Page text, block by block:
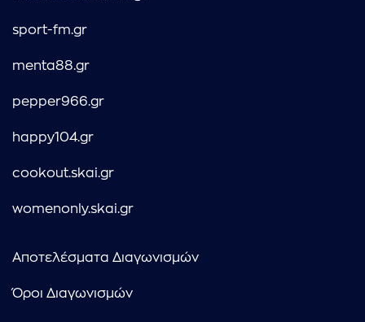
sport-fm.gr
menta88.gr
pepper966.gr
happy104.gr
cookout.skai.gr
womenonly.skai.gr
Αποτελέσματα Διαγωνισμών
Όροι Διαγωνισμών